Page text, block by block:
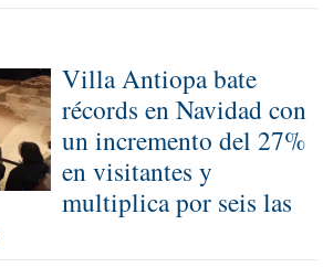
Villa Antiopa bate
récords en Navidad con
un incremento del 27%
en visitantes y
multiplica por seis las